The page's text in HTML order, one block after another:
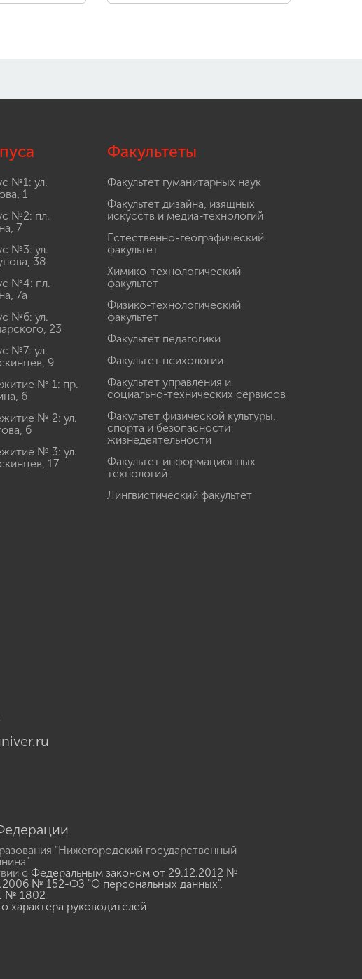
№1: ул.
1
№2: пл.
7
№3: ул.
38
№4: пл.
7а
№6: ул.
23
№7: ул.
9
№ 1: пр.
6
№ 2: ул.
6
№ 3: ул.
17
Факультеты
Факультет гуманитарных наук
Факультет дизайна, изящных
искусств и медиа-технологий
Естественно-географический
факультет
Химико-технологический
факультет
Физико-технологический
факультет
Факультет педагогики
Факультет психологии
Факультет управления и
социально-технических сервисов
Факультет физической культуры,
спорта и безопасности
жизнедеятельности
Факультет информационных
технологий
Лингвистический факультет
"Нижегородский государственный
с Федеральным законом от 29.12.2012 №
№ 152-ФЗ "О персональных данных",
№ 1802
характера руководителей